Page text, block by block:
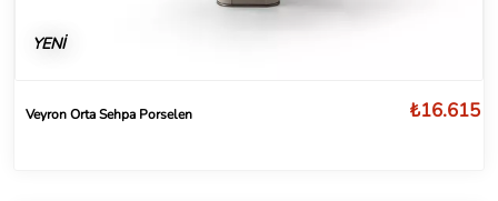
YENİ
Veyron Orta Sehpa Porselen ₺16.615